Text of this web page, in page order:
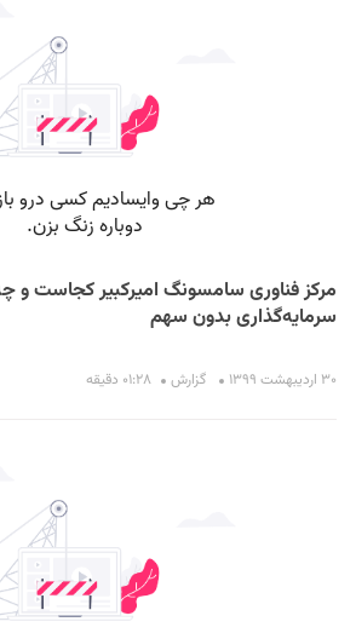
مرکز فناوری سامسونگ امیرکبیر کجاست و
سرمایه‌گذاری بدون سهم
۳۰ اردیبهشت ۱۳۹۹ گزارش ۰۱:۲۸ دقیقه